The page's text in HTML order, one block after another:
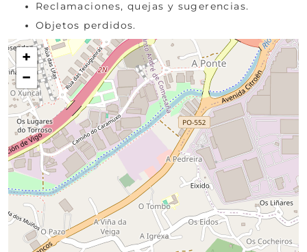
Reclamaciones, quejas y sugerencias.
Objetos perdidos.
+
−